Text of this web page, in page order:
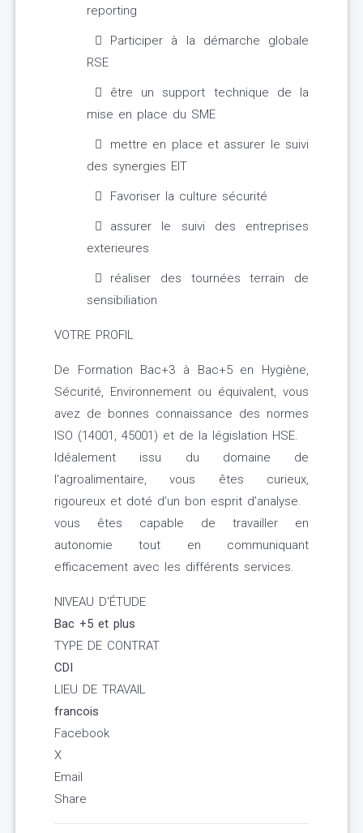
reporting
Participer à la démarche globale
RSE
être un support technique de la
mise en place du SME
mettre en place et assurer le suivi
des synergies EIT
Favoriser la culture sécurité
assurer le suivi des entreprises
exterieures
réaliser des tournées terrain de
sensibiliation
VOTRE PROFIL
De Formation Bac+3 à Bac+5 en Hygiène,
Sécurité, Environnement ou équivalent, vous
avez de bonnes connaissance des normes
ISO (14001, 45001) et de la législation HSE.
Idéalement issu du domaine de
l'agroalimentaire, vous êtes curieux,
rigoureux et doté d’un bon esprit d’analyse.
vous êtes capable de travailler en
autonomie tout en communiquant
efficacement avec les différents services.
NIVEAU D'ÉTUDE
Bac +5 et plus
TYPE DE CONTRAT
CDI
LIEU DE TRAVAIL
francois
Facebook
X
Email
Share